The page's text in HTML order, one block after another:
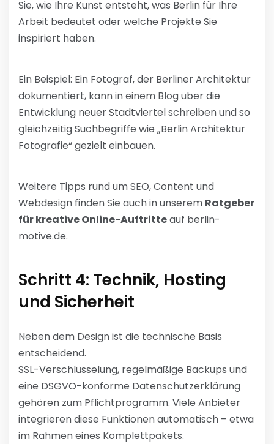
Sie, wie Ihre Kunst entsteht, was Berlin für Ihre
Arbeit bedeutet oder welche Projekte Sie
inspiriert haben.
Ein Beispiel: Ein Fotograf, der Berliner Architektur
dokumentiert, kann in einem Blog über die
Entwicklung neuer Stadtviertel schreiben und so
gleichzeitig Suchbegriffe wie „Berlin Architektur
Fotografie“ gezielt einbauen.
Weitere Tipps rund um SEO, Content und
Webdesign finden Sie auch in unserem Ratgeber
für kreative Online-Auftritteauf berlin-
motive.de.
Schritt 4: Technik, Hosting
und Sicherheit
Neben dem Design ist die technische Basis
entscheidend.
SSL-Verschlüsselung, regelmäßige Backups und
eine DSGVO-konforme Datenschutzerklärung
gehören zum Pflichtprogramm. Viele Anbieter
integrieren diese Funktionen automatisch – etwa
im Rahmen eines Komplettpakets.